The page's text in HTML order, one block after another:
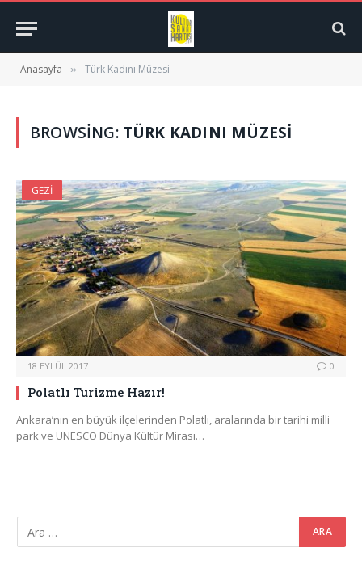
Anasayfa » Türk Kadını Müzesi
BROWSING: TÜRK KADINI MÜZESI
GEZI
18 EYLÜL 2017 0
Polatlı Turizme Hazır!
Ankara’nın en büyük ilçelerinden Polatlı, aralarında bir tarihi milli
park ve UNESCO Dünya Kültür Mirası…